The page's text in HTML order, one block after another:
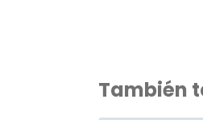
También